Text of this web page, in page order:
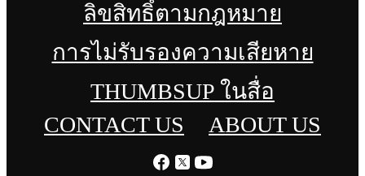
ลิขสิทธิ์ตามกฎหมาย
การไม่รับรองความเสียหาย
THUMBSUP ในสื่อ
CONTACT US
ABOUT US